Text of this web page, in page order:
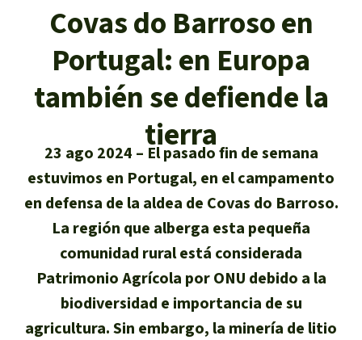
Suscribirme al boletín
Prensa
Banners Salva la Selva
Widget Salva la Selva
Agenda
Temas
Madera tropical
Biodiversidad
Selva tropical
Derechos de la Naturaleza
Bioenergía
Agua
Salva la Selva
Acerca de Salva la Selva
40 años Salva la Selva
En los Medios
FAQ
Transparencia
Contacto
Búsqueda
Español
Deutsch
English
Français
Italiano
Português
Preguntas y Respuestas
Donar para un tema
Bienestar animal
Defensa de la selva
Defensoras y defensores de la
selva
Donar para una región
Sudeste de Asia
África
Latinoamérica
Covas do Barroso en
Portugal: en Europa
también se defiende la
tierra
23 ago 2024
El pasado fin de semana
estuvimos en Portugal, en el campamento
en defensa de la aldea de Covas do Barroso.
La región que alberga esta pequeña
comunidad rural está considerada
Patrimonio Agrícola por ONU debido a la
biodiversidad e importancia de su
agricultura. Sin embargo, la minería de litio